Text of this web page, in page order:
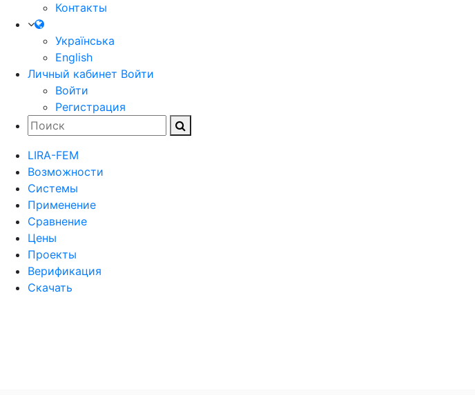
Контакты
Українська
English
Личный кабинет Войти
Войти
Регистрация
LIRA-FEM
Возможности
Cистемы
Применение
Сравнение
Цены
Проекты
Верификация
Скачать